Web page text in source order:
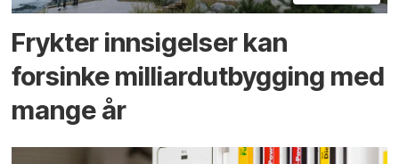
Frykter innsigelser kan
forsinke milliard­utbygging med
mange år